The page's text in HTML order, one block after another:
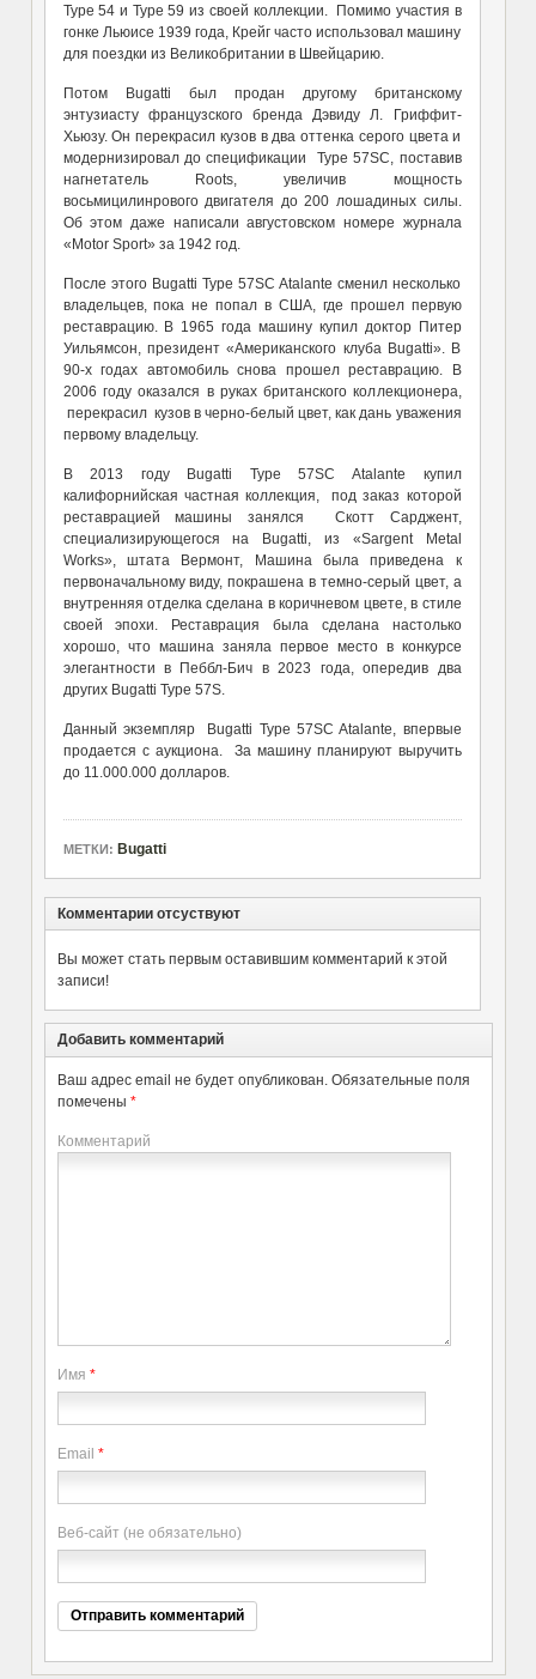
Type 54 и Type 59 из своей коллекции. Помимо участия в
гонке Льюисе 1939 года, Крейг часто использовал машину
для поездки из Великобритании в Швейцарию.
Потом Bugatti был продан другому британскому
энтузиасту французского бренда Дэвиду Л. Гриффит-
Хьюзу. Он перекрасил кузов в два оттенка серого цвета и
модернизировал до спецификации Type 57SC, поставив
нагнетатель Roots, увеличив мощность
восьмицилинрового двигателя до 200 лошадиных силы.
Об этом даже написали августовском номере журнала
«Motor Sport» за 1942 год.
После этого Bugatti Type 57SC Atalante сменил несколько
владельцев, пока не попал в США, где прошел первую
реставрацию. В 1965 года машину купил доктор Питер
Уильямсон, президент «Американского клуба Bugatti». В
90-х годах автомобиль снова прошел реставрацию. В
2006 году оказался в руках британского коллекционера,
перекрасил кузов в черно-белый цвет, как дань уважения
первому владельцу.
В 2013 году Bugatti Type 57SC Atalante купил
калифорнийская частная коллекция, под заказ которой
реставрацией машины занялся Скотт Сарджент,
специализирующегося на Bugatti, из «Sargent Metal
Works», штата Вермонт, Машина была приведена к
первоначальному виду, покрашена в темно-серый цвет, а
внутренняя отделка сделана в коричневом цвете, в стиле
своей эпохи. Реставрация была сделана настолько
хорошо, что машина заняла первое место в конкурсе
элегантности в Пеббл-Бич в 2023 года, опередив два
других Bugatti Type 57S.
Данный экземпляр Bugatti Type 57SC Atalante, впервые
продается с аукциона. За машину планируют выручить
до 11.000.000 долларов.
МЕТКИ: Bugatti
Комментарии отсуствуют
Вы может стать первым оставившим комментарий к этой
записи!
Добавить комментарий
Ваш адрес email не будет опубликован. Обязательные поля
помечены *
Комментарий
Имя *
Email *
Веб-сайт (не обязательно)